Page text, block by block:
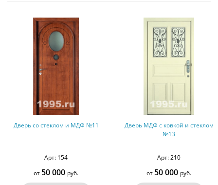
и МДФ №11
руб.
Дверь МДФ с ковкой и стеклом
руб.
Дверь